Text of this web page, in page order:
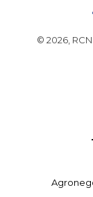
© 2026,